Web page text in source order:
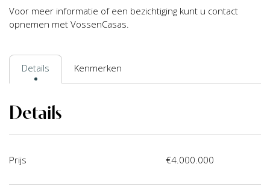
Voor meer informatie of een bezichtiging kunt u contact
opnemen met VossenCasas.
Details Kenmerken
Details
Prijs €4.000.000